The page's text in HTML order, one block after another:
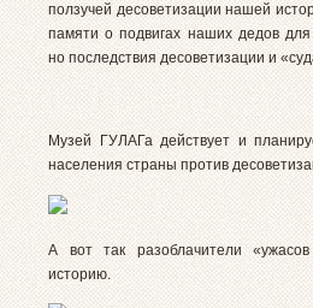
ползучей десоветизации нашей
памяти о подвигах наших дедов
но последствия десоветизации и
Музей ГУЛАГа действует и
населения страны против
А вот так разоблачители
историю.